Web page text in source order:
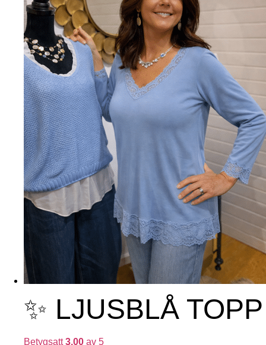
✨ LJUSBLÅ
Betygsatt3.00 av 5